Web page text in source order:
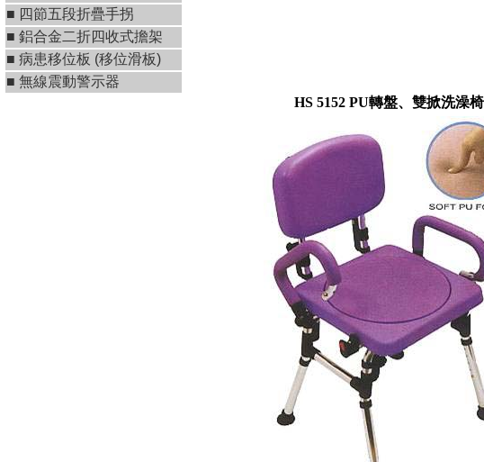
■ 四節五段折疊手拐
■ 鋁合金二折四收式擔架
■ 病患移位板 (移位滑板)
■ 無線震動警示器
HS 5152 PU轉盤、雙掀洗澡椅